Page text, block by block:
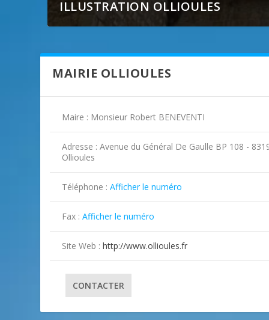
ILLUSTRATION OLLIOULES
ILLUSTRATION OLLIOULES ( 2 )
ILLUSTRATION OLLIOULES ( 3 )
ILLUSTRATION OLLIOULES ( 4 )
ILLUSTRATION OLLIOULES ( 5 )
ILLUSTRATION OLLIOULES ( 6 )
ILLUSTRATION OLLIOULES ( 7 )
MAIRIE OLLIOULES
Maire : Monsieur Robert BENEVENTI
Adresse : Avenue du Général De Gaulle BP 108 -
Ollioules
Téléphone :Afficher le numéro
Fax :Afficher le numéro
Site Web :http://www.ollioules.fr
CONTACTER